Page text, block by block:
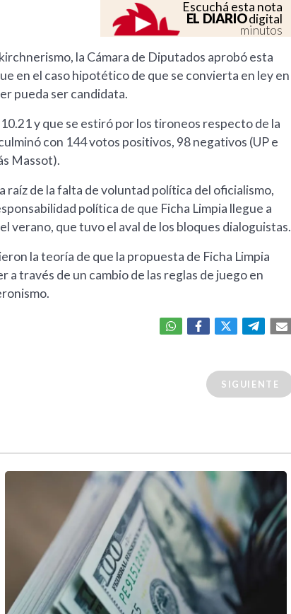
Escuchá esta nota
EL DIARIOdigital
minutos
la Cámara de Diputados aprobó esta
en el caso hipotético de que se convierta en ley en
pueda ser candidata.
y que se estiró por los tironeos respecto de la
con 144 votos positivos, 98 negativos (UP e
Massot).
de la falta de voluntad política del oficialismo,
política de que Ficha Limpia llegue a
que tuvo el aval de los bloques dialoguistas.
la teoría de que la propuesta de Ficha Limpia
través de un cambio de las reglas de juego en
SIGUIENTE